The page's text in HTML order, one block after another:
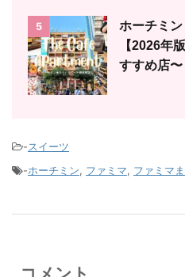
5
ホーチミ
【2026年
すすめ店〜
-スイーツ
-ホーチミン, ファミマ, ファミマ